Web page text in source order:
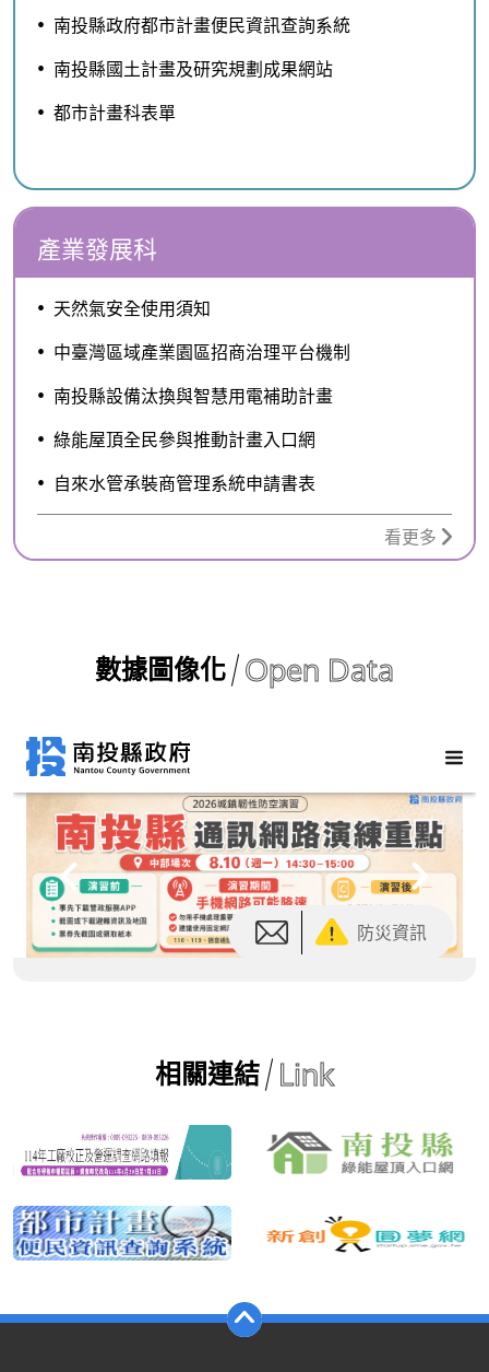
南投縣政府都市計畫便民資訊查詢系統
南投縣國土計畫及研究規劃成果網站
都市計畫科表單
產業發展科
天然氣安全使用須知
中臺灣區域產業園區招商治理平台機制
南投縣設備汰換與智慧用電補助計畫
綠能屋頂全民參與推動計畫入口網
自來水管承裝商管理系統申請書表
看更多
數據圖像化 Open Data
相關連結 Link